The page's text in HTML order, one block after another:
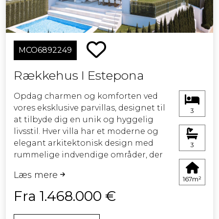
berømte strande og mariner samt
førsteklasses golf- og
ridesportsklubber.
Indvendigt, som fås i Standard og
gulvvarme, lyskontakter, intelligente
låse, aircondition og vandbesparende
armaturer i badeværelser og
køkkener. Køkkenerne er fuldt
udstyret og har kvalitetsarmaturer.
Skydedøre forbinder problemfrit
terrasserne med opholdsområderne,
udendørs. Nogle enheder har flytbare
MCO6892249
Rækkehus I Estepona
Opdag charmen og komforten ved
vores eksklusive parvillas, designet til
at tilbyde dig en unik og hyggelig
livsstil. Hver villa har et moderne og
elegant arkitektonisk design med
rummelige indvendige områder, der
gourmetkøkken og et spisestue, der
er perfekt til familie sammenkomster.
Villasne er omgivet af smukke
Læs mere
Fra 1.468.000 €
3
3
167m²